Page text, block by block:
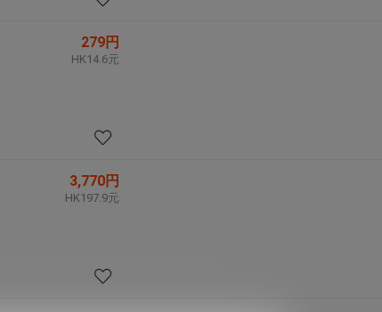
279円
HK14.6元
3,770円
HK197.9元